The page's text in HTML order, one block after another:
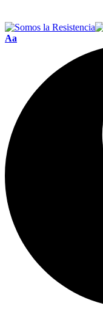
Font
Aa